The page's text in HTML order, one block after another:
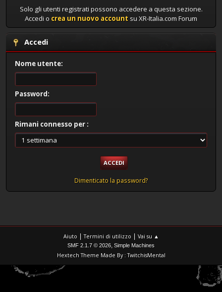
Solo gli utenti registrati possono accedere a questa sezione.
Accedi o crea un nuovo account su XR-Italia.com Forum
Accedi
Nome utente:
Password:
Rimani connesso per :
Dimenticato la password?
Aiuto |Termini di utilizzo | Vai su ▲
SMF 2.1.7 © 2026, Simple Machines
Hextech Theme Made By : TwitchisMental